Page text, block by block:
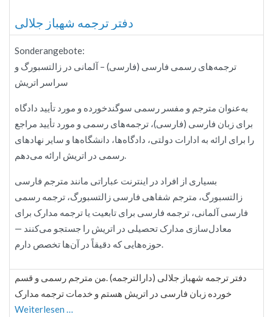
دفتر ترجمه شهباز جلالی
Sonderangebote:
ترجمه‌های رسمی فارسی (فارسی) – آلمانی در زالتسبورگ و
سراسر اتریش
به‌عنوان مترجم و مفسر رسمی سوگندخورده و مورد تأیید دادگاه
برای زبان فارسی (فارسی)، ترجمه‌های رسمی و مورد تأیید مراجع
را برای ارائه به ادارات دولتی، دادگاه‌ها، دانشگاه‌ها و سایر نهادهای
رسمی در اتریش ارائه می‌دهم.
بسیاری از افراد در اینترنت عباراتی مانند مترجم فارسی
زالتسبورگ، مترجم شفاهی فارسی زالتسبورگ، ترجمه رسمی
فارسی آلمانی، ترجمه فارسی برای تابعیت یا ترجمه مدارک برای
معادل‌سازی مدارک تحصیلی در اتریش را جستجو می‌کنند —
حوزه‌هایی که دقیقاً در آن‌ها تخصص دارم.
دفتر ترجمه شهباز جلالی (دارالترجمه) .من مترجم رسمی و قسم
خورده زبان فارسی در اتریش هستم و خدمات ترجمه مدارک
Weiterlesen …